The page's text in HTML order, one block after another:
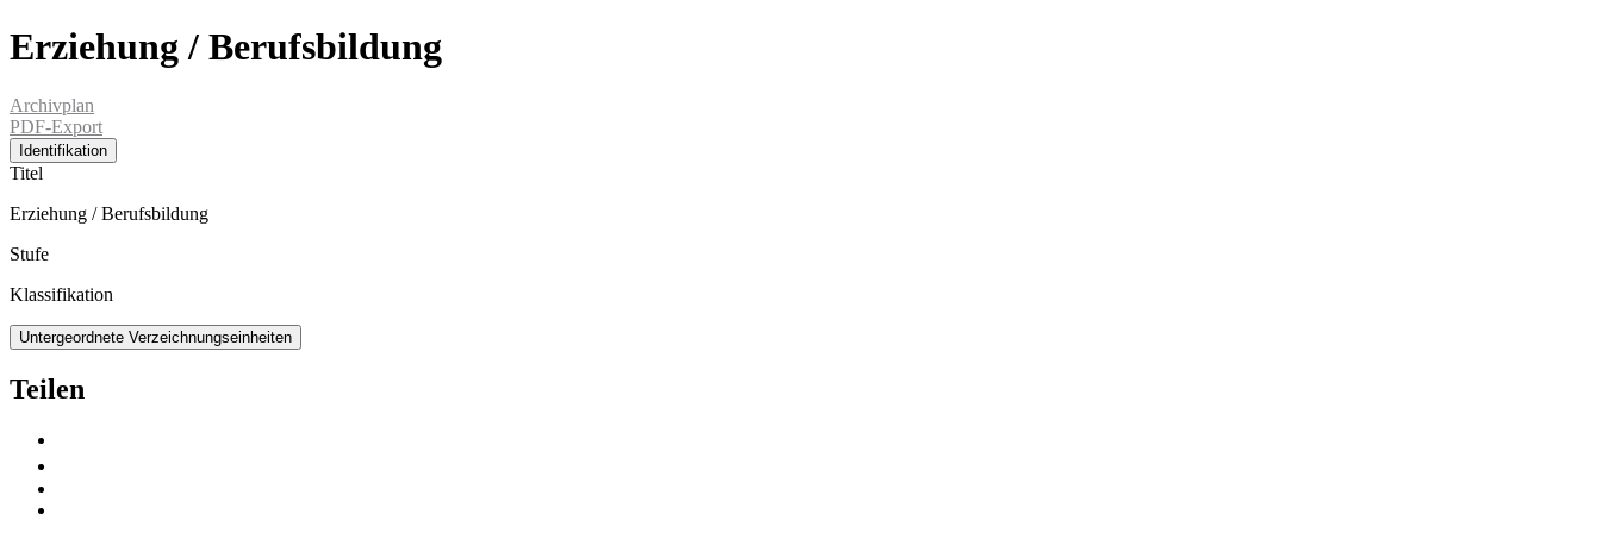
Erziehung / Berufsbildung
Archivplan
PDF-Export
Identifikation
Titel
Erziehung / Berufsbildung
Stufe
Klassifikation
Untergeordnete Verzeichnungseinheiten
Teilen